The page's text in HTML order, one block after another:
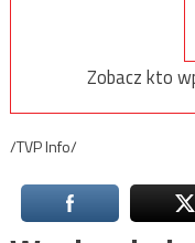
Zobacz kto
/TVP Info/